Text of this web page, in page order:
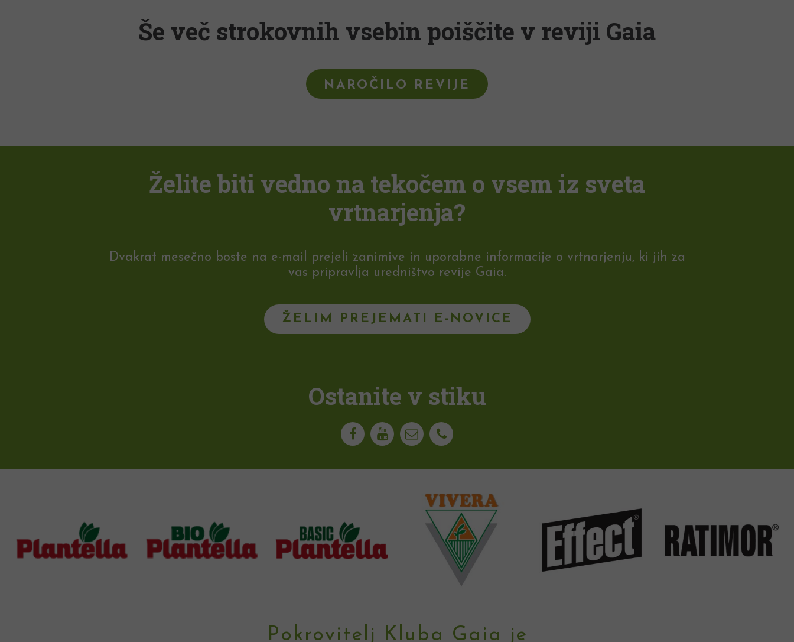
Še več strokovnih vsebin poiščite v reviji Gaia
NAROČILO REVIJE
Želite biti vedno na tekočem o vsem iz sveta
vrtnarjenja?
Dvakrat mesečno boste na e-mail prejeli zanimive in uporabne informacije o vrtnarjenju, ki jih za
vas pripravlja uredništvo revije Gaia.
ŽELIM PREJEMATI E-NOVICE
Ostanite v stiku
Pokrovitelj Kluba Gaia je